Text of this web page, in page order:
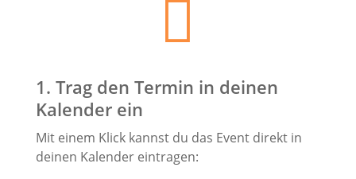

1. Trag den Termin in deinen
Kalender ein
Mit einem Klick kannst du das Event direkt in
deinen Kalender eintragen: